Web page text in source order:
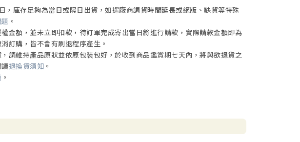
，庫存足夠為當日或隔日出貨，如遇廠商調貨時間延長或絕版、缺貨等特殊
。
金額，並未立即扣款，待訂單完成寄出當日將進行請款，實際請款金額即為
訂購，皆不會有刷退程序產生。
請維持產品原狀並依原包裝包好，於收到商品鑑賞期七天內，將與欲退貨之
退換貨須知 。
。